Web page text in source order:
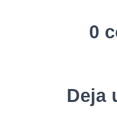
0
Deja